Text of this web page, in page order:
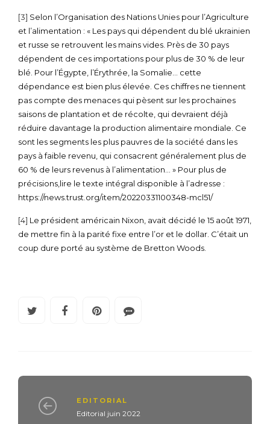
[3] Selon l’Organisation des Nations Unies pour l’Agriculture
et l’alimentation : « Les pays qui dépendent du blé ukrainien
et russe se retrouvent les mains vides. Près de 30 pays
dépendent de ces importations pour plus de 30 % de leur
blé. Pour l’Égypte, l’Érythrée, la Somalie… cette
dépendance est bien plus élevée. Ces chiffres ne tiennent
pas compte des menaces qui pèsent sur les prochaines
saisons de plantation et de récolte, qui devraient déjà
réduire davantage la production alimentaire mondiale. Ce
sont les segments les plus pauvres de la société dans les
pays à faible revenu, qui consacrent généralement plus de
60 % de leurs revenus à l’alimentation… » Pour plus de
précisions,lire le texte intégral disponible à l’adresse :
https://news.trust.org/item/20220331100348-mcl51/
[4] Le président américain Nixon, avait décidé le 15 août 1971,
de mettre fin à la parité fixe entre l’or et le dollar. C’était un
coup dure porté au système de Bretton Woods.
EDITORIAL
Editorial juin 2022